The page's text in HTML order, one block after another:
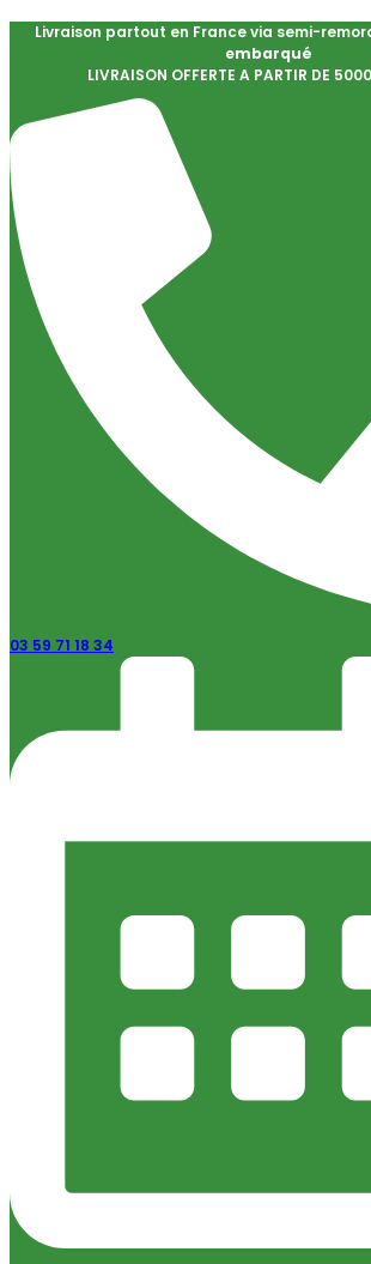
Livraison partout en France via semi-
embarqué
LIVRAISON OFFERTE A PARTIR DE
03 59 71 18 34